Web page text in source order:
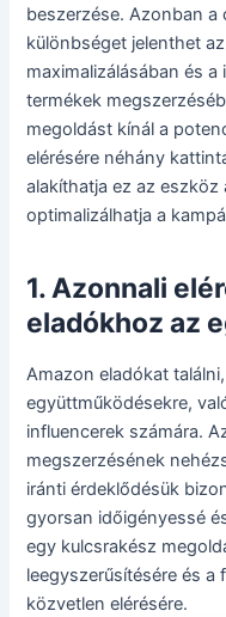
beszerzése. Azonban
különbséget jelenthet
maximalizálásában és
termékek
megoldást kínál a
elérésére néhány
alakíthatja ez az
optimalizálhatja a
1. Azonnali
eladókhoz az
Amazon eladókat
együttműködésekre,
influencerek számára.
megszerzésének
iránti érdeklődésük
gyorsan időigényessé
egy kulcsrakész
leegyszerűsítésére és
közvetlen elérésére.